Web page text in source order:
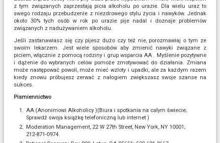
z tym związanych zaprzestają picia alkoholu po urazie. Dla wielu uraz to
swego rodzaju przebudzenie z niezdrowego stylu życia i nawyków. Jednak
około 30% tych osób w rok po urazie pije nadal i doznaje problemów
związanych z nadużywaniem alkoholu.
Jeśli zastanawiasz się czy pijesz dużo czy też nie, porozmawiaj o tym ze
swoim lekarzem. Jest wiele sposobów aby zmienić nawyki związane z
piciem, włącznie z pomocą rodziny i grup wsparcia AA . Myślenie pozytywne
i dążenie do wybranych celów pomoże zmotywować do działania. Zmiana
może następować powoli, może mieć wzloty i upadki, ale za każdym razem
kiedy znowu próbujesz zerwać z nałogiem zwiększasz swoje szanse na
sukces.
Pismiennictwo
AA (Anonimowi Alkoholicy )(Biura i spotkania na całym świecie;
Sprawdź swoja książkę telefoniczną lub internet )
Moderation Management, 22 W 27th Street, New York, NY 10001;
212-871-0974.